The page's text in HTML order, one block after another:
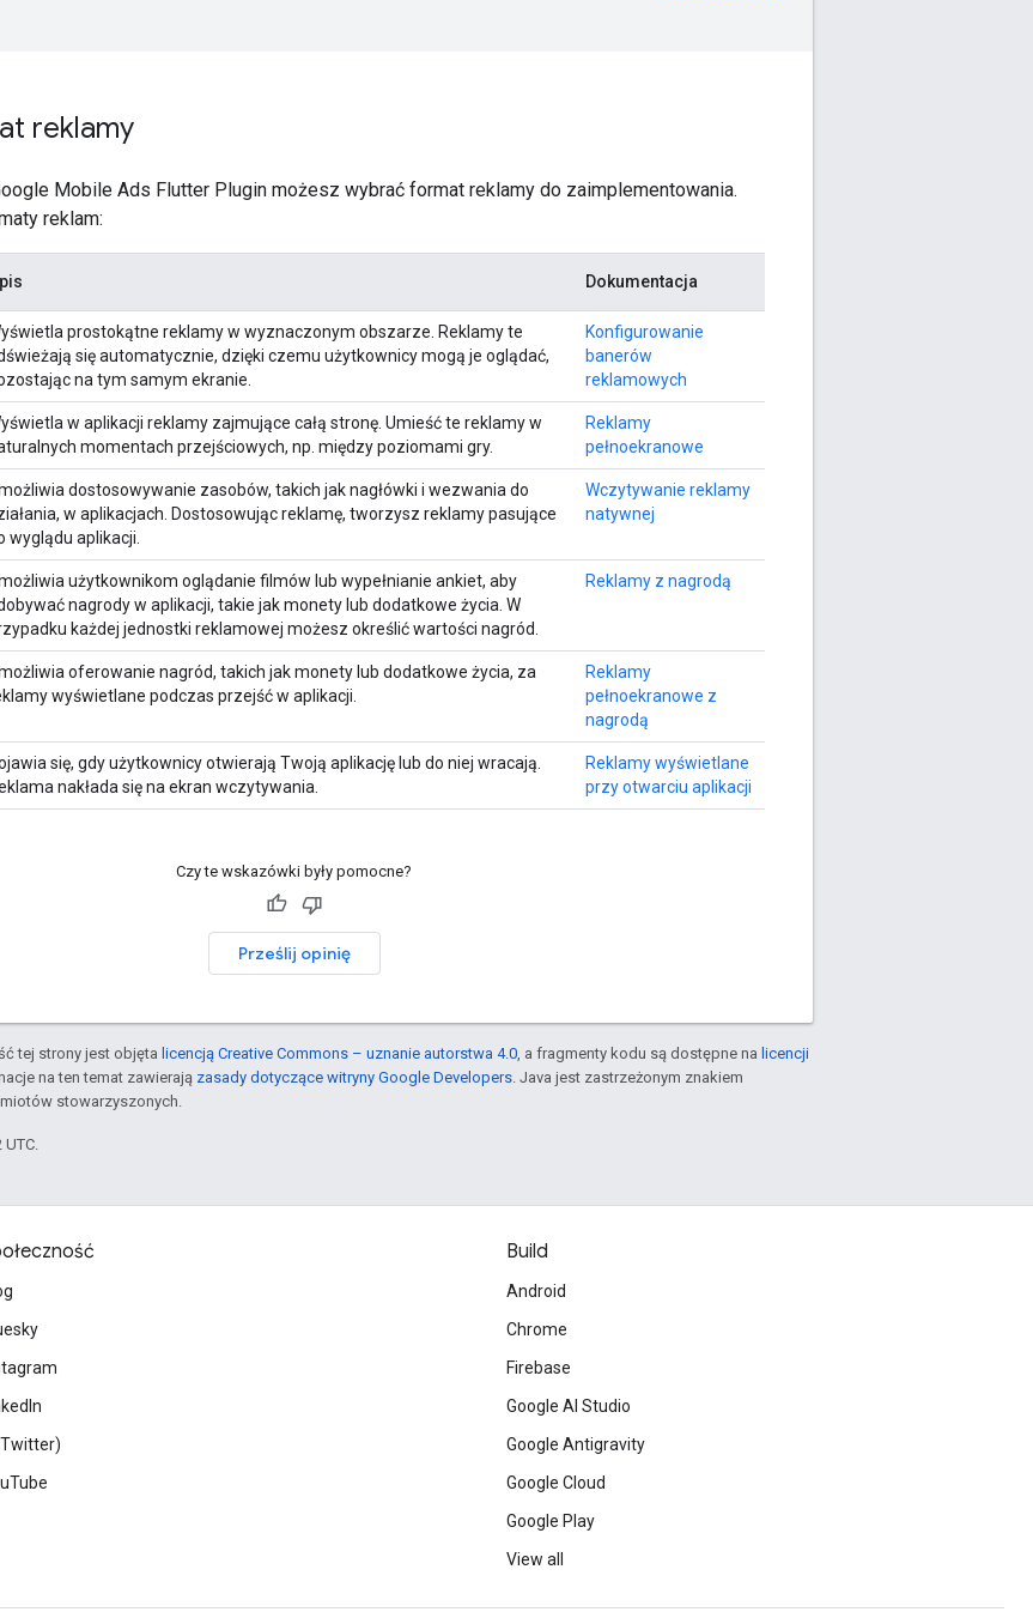
reklamy
Mobile Ads Flutter Plugin możesz wybrać format reklamy do zaimplementowania.
reklam:
Dokumentacja
prostokątne reklamy w wyznaczonym obszarze. Reklamy te
się automatycznie, dzięki czemu użytkownicy mogą je oglądać,
na tym samym ekranie.
Konfigurowanie
banerów
reklamowych
w aplikacji reklamy zajmujące całą stronę. Umieść te reklamy w
momentach przejściowych, np. między poziomami gry.
Reklamy
pełnoekranowe
dostosowywanie zasobów, takich jak nagłówki i wezwania do
w aplikacjach. Dostosowując reklamę, tworzysz reklamy pasujące
wyglądu aplikacji.
Wczytywanie reklamy
natywnej
użytkownikom oglądanie filmów lub wypełnianie ankiet, aby
nagrody w aplikacji, takie jak monety lub dodatkowe życia. W
każdej jednostki reklamowej możesz określić wartości nagród.
Reklamy z nagrodą
oferowanie nagród, takich jak monety lub dodatkowe życia, za
wyświetlane podczas przejść w aplikacji.
Reklamy
pełnoekranowe z
nagrodą
się, gdy użytkownicy otwierają Twoją aplikację lub do niej wracają.
nakłada się na ekran wczytywania.
Reklamy wyświetlane
przy otwarciu aplikacji
Czy te wskazówki były pomocne?
Prześlij opinię
tej strony jest objęta licencją Creative Commons – uznanie autorstwa 4.0 , a fragmenty kodu są dostępne na licencji
na ten temat zawierają zasady dotyczące witryny Google Developers . Java jest zastrzeżonym znakiem
stowarzyszonych.
Build
Android
Chrome
Firebase
Google AI Studio
Google Antigravity
Google Cloud
Google Play
View all